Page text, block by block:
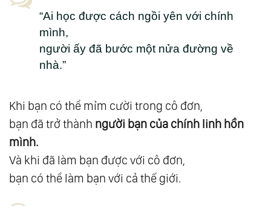
128.Suy Ngẫm 27: Đạo Của Tự Nhiên
129.Suy Ngẫm 28: Một Chữ Hòa
130.Suy Ngẫm 29: Cây Sự Sống
132.
Suy Ngẫm 31: Tất Cả Đều Là Phật
133. Suy Ngẫm 32: Phật Ở Trong Tâm
134.
135.Suy Ngẫm 34: Niết Bàn Trong Luân Hồi
136.Suy Ngẫm 35: Thức Tỉnh
“Ai học được cách ngồi yên với chính
mình,
người ấy đã bước một nửa đường về
nhà.”
Khi bạn có thể mỉm cười trong cô đơn,
bạn đã trở thành người bạn của chính linh hồn
mình.
Và khi đã làm bạn được với cô đơn,
bạn có thể làm bạn với cả thế giới.